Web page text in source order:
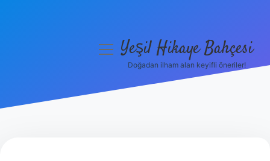
menüyüYeşil Hikaye Bahçesi
Doğadan ilham alan keyifli öneriler!